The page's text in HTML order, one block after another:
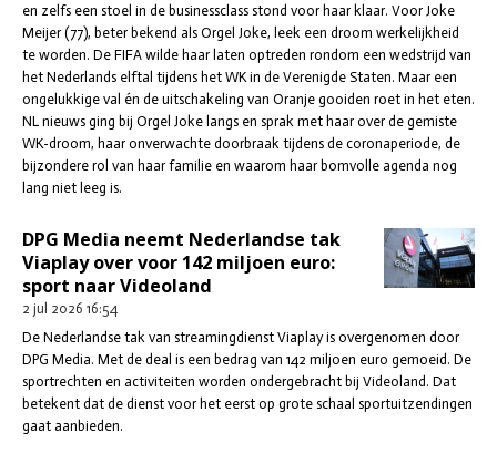
en zelfs een stoel in de businessclass stond voor haar klaar. Voor Joke
Meijer (77), beter bekend als Orgel Joke, leek een droom werkelijkheid
te worden. De FIFA wilde haar laten optreden rondom een wedstrijd van
het Nederlands elftal tijdens het WK in de Verenigde Staten. Maar een
ongelukkige val én de uitschakeling van Oranje gooiden roet in het eten.
NL nieuws ging bij Orgel Joke langs en sprak met haar over de gemiste
WK-droom, haar onverwachte doorbraak tijdens de coronaperiode, de
bijzondere rol van haar familie en waarom haar bomvolle agenda nog
lang niet leeg is.
DPG Media neemt Nederlandse tak
Viaplay over voor 142 miljoen euro:
sport naar Videoland
2 jul 2026 16:54
De Nederlandse tak van streamingdienst Viaplay is overgenomen door
DPG Media. Met de deal is een bedrag van 142 miljoen euro gemoeid. De
sportrechten en activiteiten worden ondergebracht bij Videoland. Dat
betekent dat de dienst voor het eerst op grote schaal sportuitzendingen
gaat aanbieden.